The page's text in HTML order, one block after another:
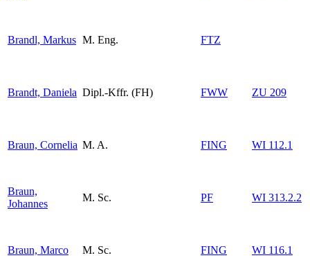
Brandl, Markus M. Eng. FTZ
Brandt, Daniela Dipl.-Kffr. (FH) FWW ZU 209
Braun, Cornelia M. A. FING WI 112.1
Braun,
Johannes
M. Sc. PF WI 313.2.2
Braun, Marco M. Sc. FING WI 116.1